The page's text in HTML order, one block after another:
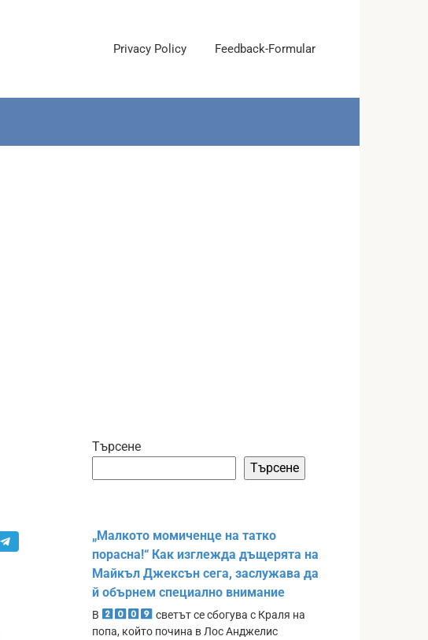
Privacy Policy Feedback-Formular
Търсене
Търсене
„Малкото момиченце на татко
порасна!“ Как изглежда дъщерята на
Майкъл Джексън сега, заслужава да
й обърнем специално внимание
В
светът се сбогува с Краля на
попа, който почина в Лос Анджелис